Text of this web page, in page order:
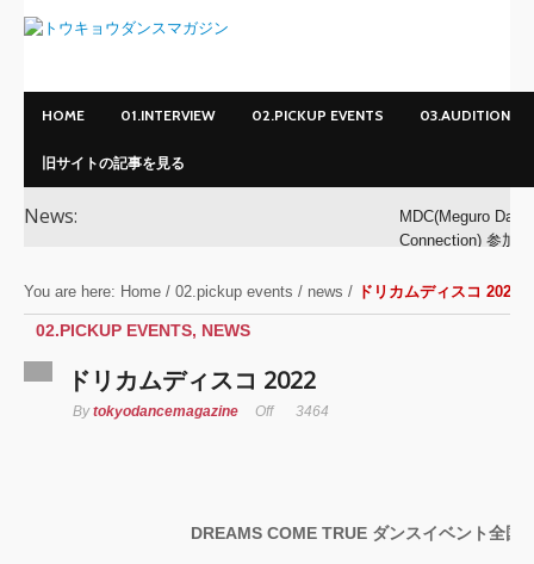
HOME 01.INTERVIEW 02.PICKUP EVENTS 03.AUDITION
旧サイトの記事を見る
News:
MDC(Meguro
Connection) 参加ダ
芸術劇場『未練の
You are here: Home / 02.pickup events / news / ドリカムディスコ 2022
02.PICKUP EVENTS, NEWS
ドリカムディスコ 2022
Bytokyodancemagazine Off 3464
DREAMS COME TRUE ダンスイベント全国